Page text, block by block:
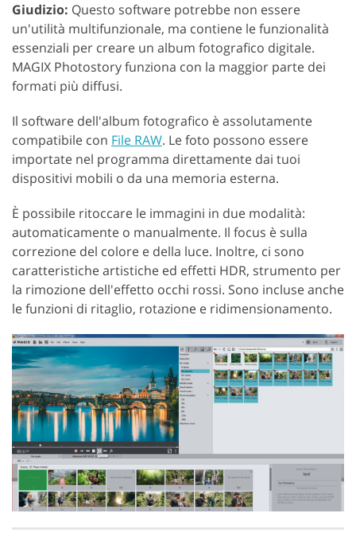
Giudizio: Questo software potrebbe non essere
un'utilità multifunzionale, ma contiene le funzionalità
essenziali per creare un album fotografico digitale.
MAGIX Photostory funziona con la maggior parte dei
formati più diffusi.
Il software dell'album fotografico è assolutamente
compatibile con File RAW. Le foto possono essere
importate nel programma direttamente dai tuoi
dispositivi mobili o da una memoria esterna.
È possibile ritoccare le immagini in due modalità:
automaticamente o manualmente. Il focus è sulla
correzione del colore e della luce. Inoltre, ci sono
caratteristiche artistiche ed effetti HDR, strumento per
la rimozione dell'effetto occhi rossi. Sono incluse anche
le funzioni di ritaglio, rotazione e ridimensionamento.